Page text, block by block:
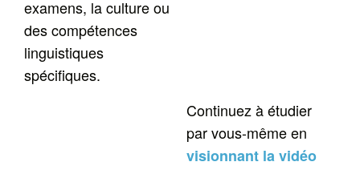
examens, la culture ou
des compétences
linguistiques
spécifiques.
Continuez à étudier
par vous-même en
visionnant la vidéo